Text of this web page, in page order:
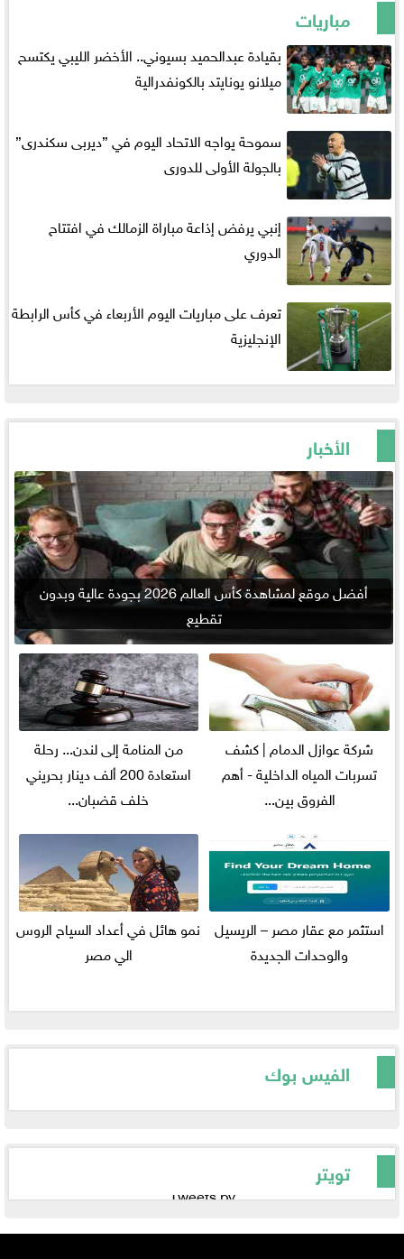
مباريات
بقيادة عبدالحميد بسيوني.. الأخضر الليبي يكتسح
ميلانو يونايتد بالكونفدرالية
سموحة يواجه الاتحاد اليوم في ”ديربى سكندرى”
بالجولة الأولى للدورى
إنبي يرفض إذاعة مباراة الزمالك في افتتاح
الدوري
تعرف على مباريات اليوم الأربعاء في كأس الرابطة
الإنجليزية
الأخبار
أفضل موقع لمشاهدة كأس العالم 2026 بجودة عالية وبدون
تقطيع
شركة عوازل الدمام | كشف
تسربات المياه الداخلية - أهم
الفروق بين...
من المنامة إلى لندن... رحلة
استعادة 200 ألف دينار بحريني
خلف قضبان...
استثمر مع عقار مصر – الريسيل
والوحدات الجديدة
نمو هائل في أعداد السياح الروس
الي مصر
الفيس بوك
تويتر
Tweets by